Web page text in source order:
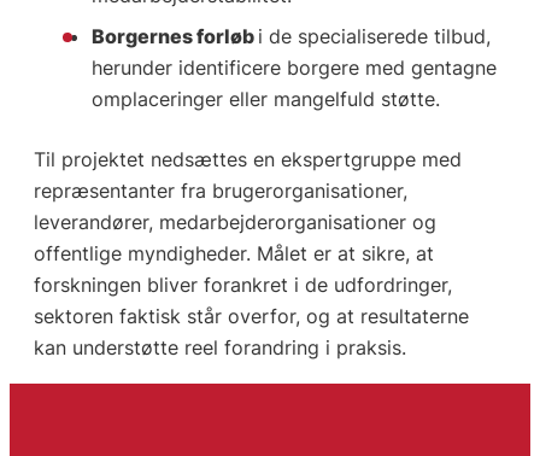
Borgernes forløb i de specialiserede tilbud,
herunder identificere borgere med gentagne
omplaceringer eller mangelfuld støtte.
Til projektet nedsættes en ekspertgruppe med
repræsentanter fra brugerorganisationer,
leverandører, medarbejderorganisationer og
offentlige myndigheder. Målet er at sikre, at
forskningen bliver forankret i de udfordringer,
sektoren faktisk står overfor, og at resultaterne
kan understøtte reel forandring i praksis.